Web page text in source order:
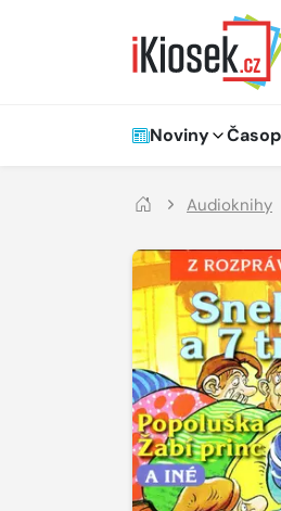
Hlavní navigace
Noviny
Audioknihy